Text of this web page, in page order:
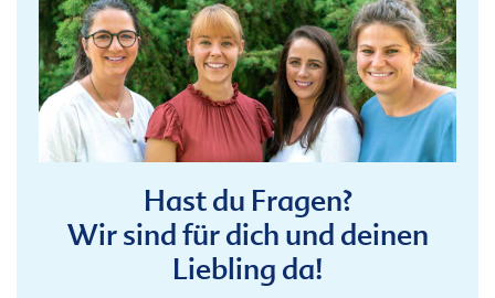
Hast du Fragen?
Wir sind für dich und deinen
Liebling da!